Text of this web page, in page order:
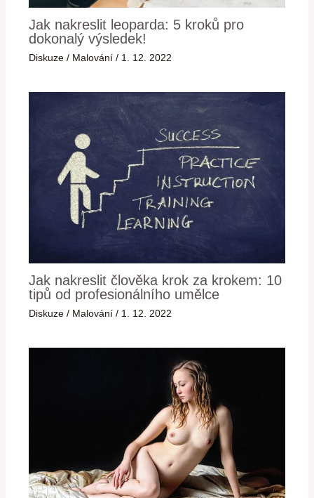
Jak nakreslit leoparda: 5 kroků pro
dokonalý výsledek!
Diskuze / Malování / 1. 12. 2022
Jak nakreslit člověka krok za krokem: 10
tipů od profesionálního umělce
Diskuze / Malování / 1. 12. 2022